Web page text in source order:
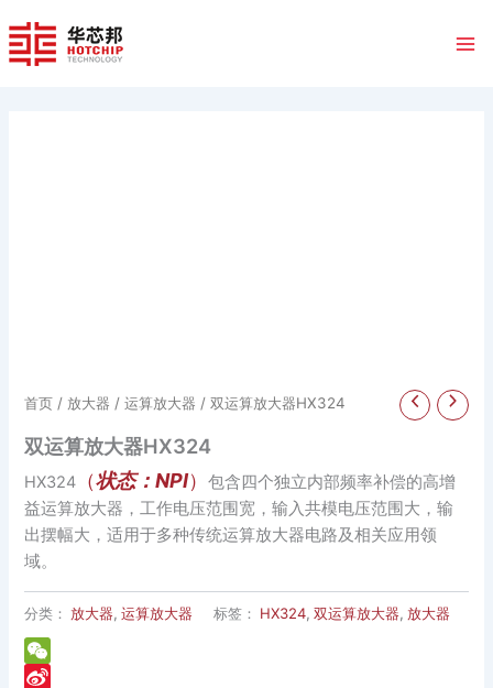
至
内
首页 / 放大器 /运算放大器 / 双运算放大器HX324
双运算放大器HX324
HX324 （状态：NPI）包含四个独立内部频率补偿的高增
益运算放大器，工作电压范围宽，输入共模电压范围大，输
出摆幅大，适用于多种传统运算放大器电路及相关应用领
域。
分类：放大器,运算放大器 标签： HX324,双运算放大器,放大器
WeChat